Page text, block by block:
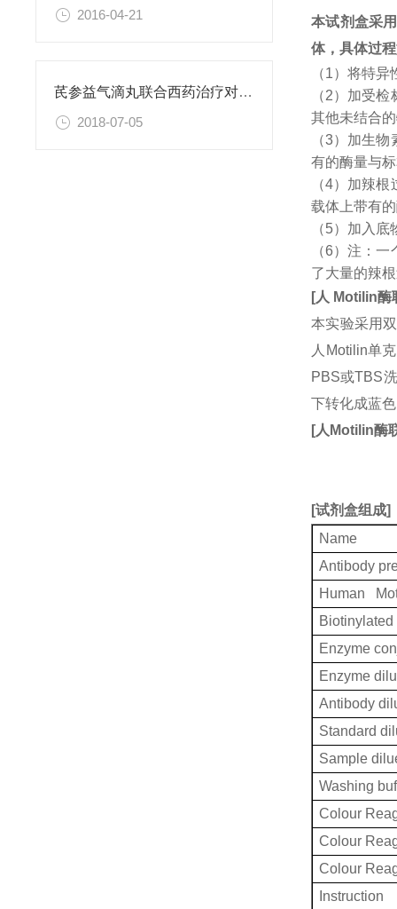
2016-04-21
芪参益气滴丸联合西药治疗对稳定型心绞痛患者血清抵抗素水平的影响
2018-07-05
本试剂盒采
体，具体过
（1）将特
（2）加受
其他未结合
（3）加生
有的酶量与
（4）加辣
载体上带有
（5）加入
（6）注：
了大量的辣
[人 Motilin酶
本实验采用
人Motilin单
PBS或TBS
下转化成蓝
[人 Motilin酶
[试剂盒组成]
Name
Antibody
Human
Enzyme
Enzyme
Antibody
Standard
Sample
Washing
Colour
Colour
Colour
Instruction